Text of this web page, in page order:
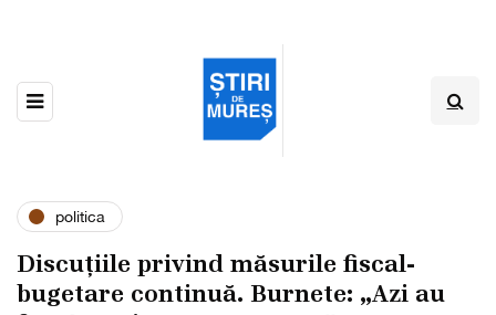
politica
Discuțiile privind măsurile fiscal-
bugetare continuă. Burnete: „Azi au